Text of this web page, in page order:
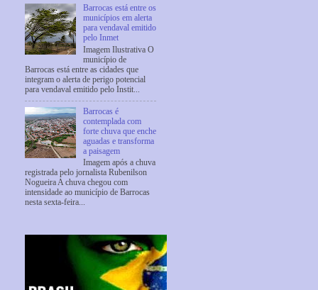
Barrocas está entre os
municípios em alerta
para vendaval emitido
pelo Inmet
Imagem Ilustrativa O
município de
Barrocas está entre as cidades que
integram o alerta de perigo potencial
para vendaval emitido pelo Instit...
Barrocas é
contemplada com
forte chuva que enche
aguadas e transforma
a paisagem
Imagem após a chuva
registrada pelo jornalista Rubenilson
Nogueira A chuva chegou com
intensidade ao município de Barrocas
nesta sexta-feira...